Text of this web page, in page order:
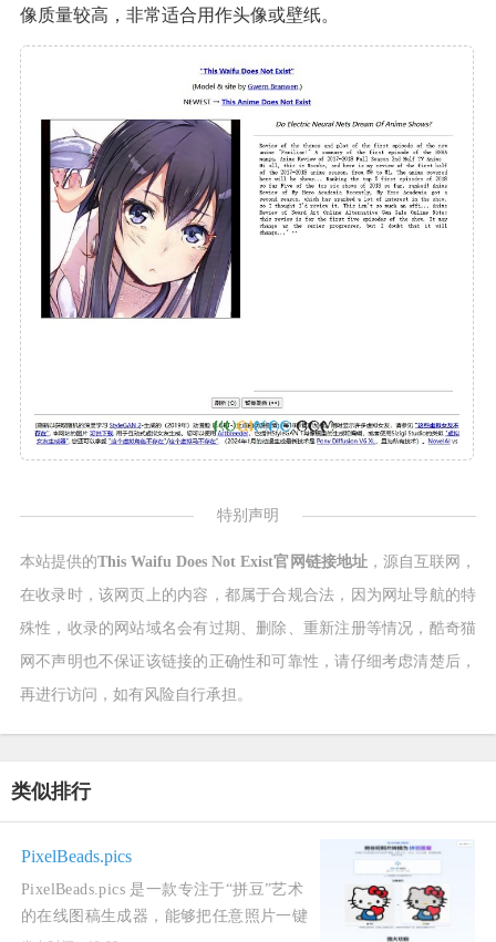
像质量较高，非常适合用作头像或壁纸。
特别声明
本站提供的This Waifu Does Not Exist官网链接地址，源自互联网，
在收录时，该网页上的内容，都属于合规合法，因为网址导航的特
殊性，收录的网站域名会有过期、删除、重新注册等情况，酷奇猫
网不声明也不保证该链接的正确性和可靠性，请仔细考虑清楚后，
再进行访问，如有风险自行承担。
类似排行
PixelBeads.pics
PixelBeads.pics 是一款专注于“拼豆”艺术
的在线图稿生成器，能够把任意照片一键